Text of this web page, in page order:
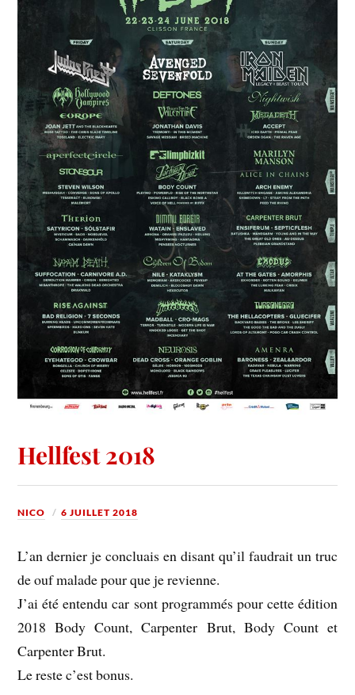
Hellfest 2018
NICO 6 JUILLET 2018
L’an dernier je concluais en disant qu’il faudrait un truc
de ouf malade pour que je revienne.
J’ai été entendu car sont programmés pour cette édition
2018 Body Count, Carpenter Brut, Body Count et
Carpenter Brut.
Le reste c’est bonus.